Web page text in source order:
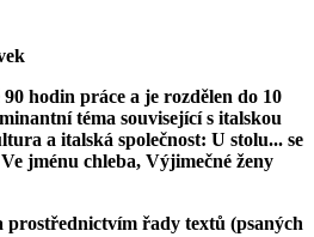
hodin práce a je rozdělen do 10
téma související s italskou
a italská společnost: U stolu... se
jménu chleba, Výjimečné ženy
prostřednictvím řady textů (psaných